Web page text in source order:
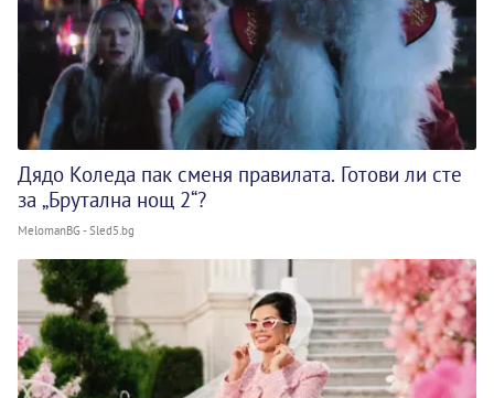
Дядо Коледа пак сменя правилата. Готови ли сте
за „Брутална нощ 2“?
MelomanBG - Sled5.bg